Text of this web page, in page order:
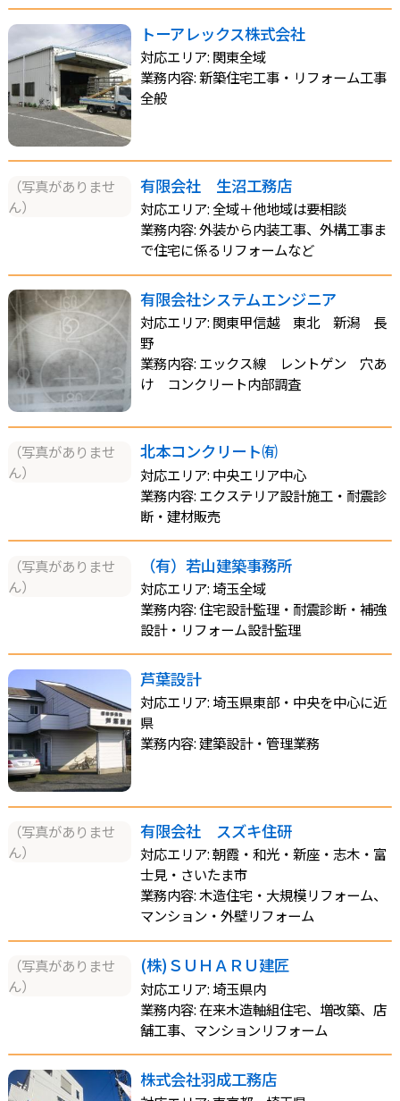
トーアレックス株式会社
対応エリア: 関東全域
業務内容: 新築住宅工事・リフォーム工事
全般
（写真がありませ
ん）
有限会社 生沼工務店
対応エリア: 全域＋他地域は要相談
業務内容: 外装から内装工事、外構工事ま
で住宅に係るリフォームなど
有限会社システムエンジニア
対応エリア: 関東甲信越 東北 新潟 長
野
業務内容: エックス線 レントゲン 穴あ
け コンクリート内部調査
（写真がありませ
ん）
北本コンクリート㈲
対応エリア: 中央エリア中心
業務内容: エクステリア設計施工・耐震診
断・建材販売
（写真がありませ
ん）
（有）若山建築事務所
対応エリア: 埼玉全域
業務内容: 住宅設計監理・耐震診断・補強
設計・リフォーム設計監理
芦葉設計
対応エリア: 埼玉県東部・中央を中心に近
県
業務内容: 建築設計・管理業務
（写真がありませ
ん）
有限会社 スズキ住研
対応エリア: 朝霞・和光・新座・志木・富
士見・さいたま市
業務内容: 木造住宅・大規模リフォーム、
マンション・外壁リフォーム
（写真がありませ
ん）
(株)ＳＵＨＡＲＵ建匠
対応エリア: 埼玉県内
業務内容: 在来木造軸組住宅、増改築、店
舗工事、マンションリフォーム
株式会社羽成工務店